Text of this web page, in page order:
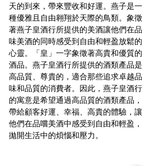
天的到來，帶來豐收和好運。燕子是一
種優雅且自由翱翔於天際的鳥類。象徵
著燕子皇酒行所提供的美酒讓他們在品
味美酒的同時感受到自由和輕盈放鬆的
心靈。「皇」一字象徵著高貴和優質的
酒品。燕子皇酒行所提供的酒類產品是
高品質、尊貴的，適合那些追求卓越品
味和品質的消費者。因此，燕子皇酒行
的寓意是希望通過高品質的酒類產品，
帶給顧客好運、幸福、高貴的體驗，讓
他們在品嚐美酒中感受到自由和輕盈，
拋開生活中的煩惱和壓力。